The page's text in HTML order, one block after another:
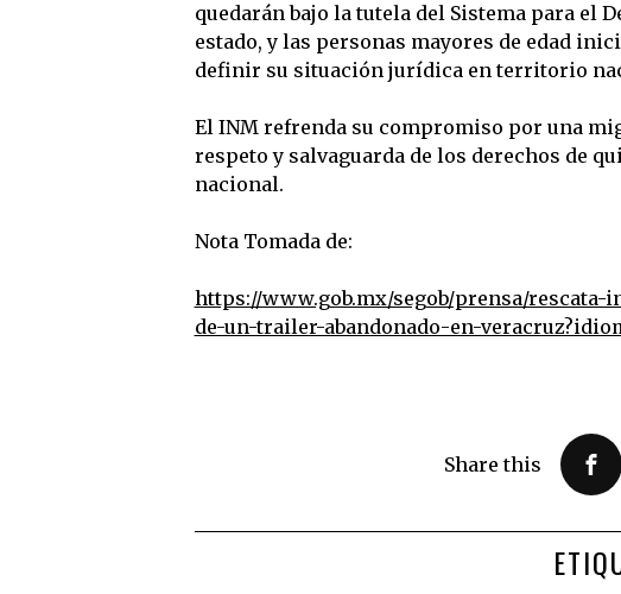
quedarán bajo la tutela del Sistema para el
estado, y las personas mayores de edad
definir su situación jurídica en territorio
El INM refrenda su compromiso por una
respeto y salvaguarda de los derechos de
nacional.
Nota Tomada de:
https://www.gob.mx/segob/prensa/
de-un-trailer-abandonado-en-
Share this